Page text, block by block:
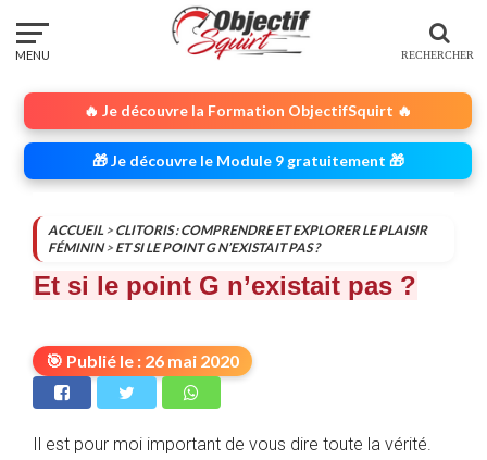
🔥 Je découvre la Formation ObjectifSquirt 🔥
🎁 Je découvre le Module 9 gratuitement 🎁
ACCUEIL > CLITORIS : COMPRENDRE ET EXPLORER LE PLAISIR
FÉMININ> ET SI LE POINT G N’EXISTAIT PAS ?
Et si le point G n’existait pas ?
🎯 Publié le : 26 mai 2020
Il est pour moi important de vous dire toute la vérité.